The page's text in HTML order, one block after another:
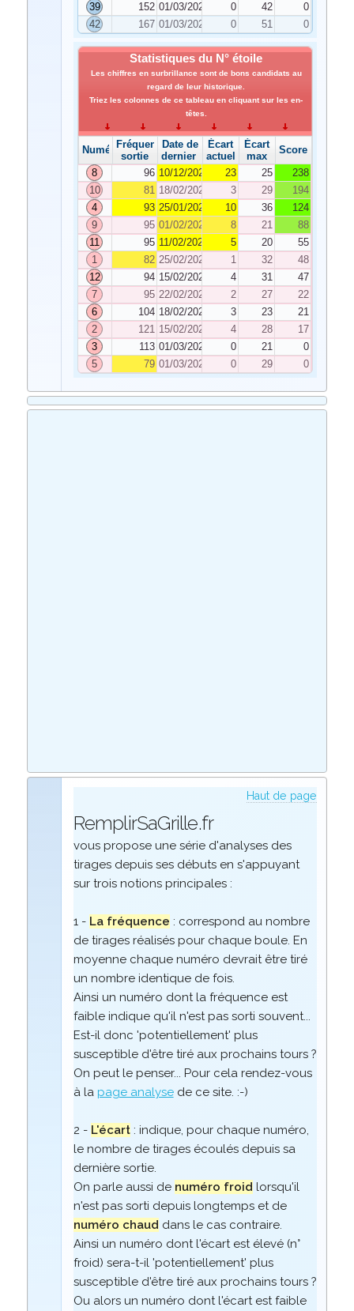
39
152 01/03/2022 0 42
0
42
167 01/03/2022 0 51 0
Statistiques du N° étoile
Les chiffres en surbrillance sont de bons candidats au
regard de leur historique.
Triez les colonnes de ce tableau en cliquant sur les en-
têtes.
NuméroFréquence de
sortie
Date de
dernier tirage
Écart
actuel
Écart
max
Score
8
96 10/12/2021 23 25
238
10
81 18/02/2022 3 29
194
4
93 25/01/2022 10 36
124
9
95 01/02/2022 8 21
88
11
95 11/02/2022 5 20
55
1
82 25/02/2022 1 32
48
12
94 15/02/2022 4 31
47
7
95 22/02/2022 2 27
22
6
104 18/02/2022 3 23
21
2
121 15/02/2022 4 28
17
3
113 01/03/2022 0 21
0
5
79 01/03/2022 0 29 0
Haut de page
RemplirSaGrille.fr
vous propose une série d'analyses des
tirages depuis ses débuts en s'appuyant
sur trois notions principales :
1 - La fréquence : correspond au nombre
de tirages réalisés pour chaque boule. En
moyenne chaque numéro devrait être tiré
un nombre identique de fois.
Ainsi un numéro dont la fréquence est
faible indique qu'il n'est pas sorti souvent...
Est-il donc 'potentiellement' plus
susceptible d'être tiré aux prochains tours ?
On peut le penser... Pour cela rendez-vous
à la page analysede ce site. :-)
2 - L'écart: indique, pour chaque numéro,
le nombre de tirages écoulés depuis sa
dernière sortie.
On parle aussi de numéro froid lorsqu'il
n'est pas sorti depuis longtemps et de
numéro chaud dans le cas contraire.
Ainsi un numéro dont l'écart est élevé (n°
froid) sera-t-il 'potentiellement' plus
susceptible d'être tiré aux prochains tours ?
Ou alors un numéro dont l'écart est faible